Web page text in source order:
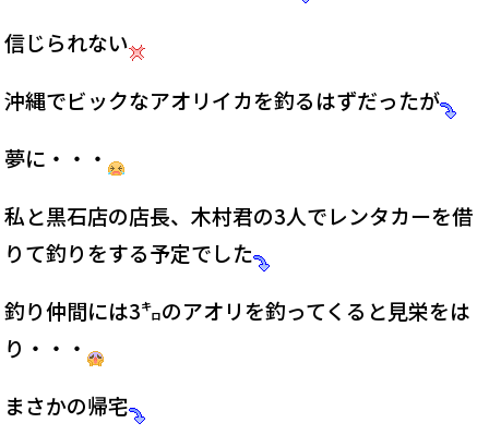
信じられない
沖縄でビックなアオリイカを釣るはずだったが
夢に・・・
私と黒石店の店長、木村君の3人でレンタカーを借
りて釣りをする予定でした
釣り仲間には3㌔のアオリを釣ってくると見栄をは
り・・・
まさかの帰宅